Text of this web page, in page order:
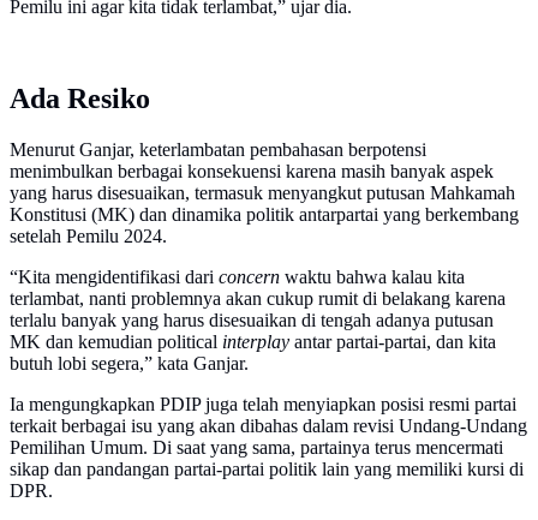
Pemilu ini agar kita tidak terlambat,” ujar dia.
Ada Resiko
Menurut Ganjar, keterlambatan pembahasan berpotensi
menimbulkan berbagai konsekuensi karena masih banyak aspek
yang harus disesuaikan, termasuk menyangkut putusan Mahkamah
Konstitusi (MK) dan dinamika politik antarpartai yang berkembang
setelah Pemilu 2024.
“Kita mengidentifikasi dari concern waktu bahwa kalau kita
terlambat, nanti problemnya akan cukup rumit di belakang karena
terlalu banyak yang harus disesuaikan di tengah adanya putusan
MK dan kemudian political interplay antar partai-partai, dan kita
butuh lobi segera,” kata Ganjar.
Ia mengungkapkan PDIP juga telah menyiapkan posisi resmi partai
terkait berbagai isu yang akan dibahas dalam revisi Undang-Undang
Pemilihan Umum. Di saat yang sama, partainya terus mencermati
sikap dan pandangan partai-partai politik lain yang memiliki kursi di
DPR.